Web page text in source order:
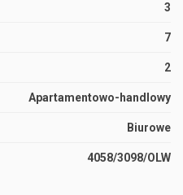
3
7
2
Apartamentowo-handlowy
Biurowe
4058/3098/OLW